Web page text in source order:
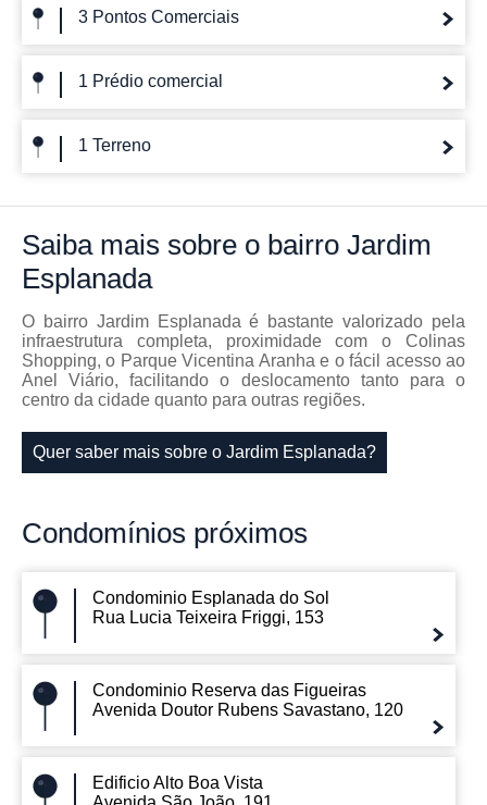
3 Pontos Comerciais
1 Prédio comercial
1 Terreno
Saiba mais sobre o bairro Jardim
Esplanada
O bairro Jardim Esplanada é bastante valorizado pela
infraestrutura completa, proximidade com o Colinas
Shopping, o Parque Vicentina Aranha e o fácil acesso ao
Anel Viário, facilitando o deslocamento tanto para o
centro da cidade quanto para outras regiões.
Quer saber mais sobre o Jardim Esplanada?
Condomínios próximos
Condominio Esplanada do Sol
Rua Lucia Teixeira Friggi, 153
Condominio Reserva das Figueiras
Avenida Doutor Rubens Savastano, 120
Edificio Alto Boa Vista